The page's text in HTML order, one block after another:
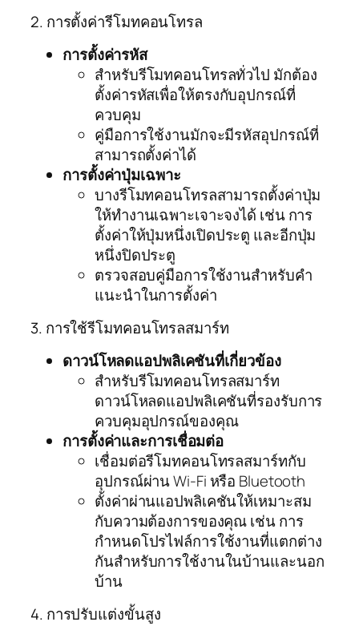
2. การตั้งค่ารีโมทคอนโทรล
การตั้งค่ารหัส
สำหรับรีโมทคอนโทรลทั่วไป มักต้อง
ตั้งค่ารหัสเพื่อให้ตรงกับอุปกรณ์ที่
ควบคุม
คู่มือการใช้งานมักจะมีรหัสอุปกรณ์ที่
สามารถตั้งค่าได้
การตั้งค่าปุ่มเฉพาะ
บางรีโมทคอนโทรลสามารถตั้งค่าปุ่ม
ให้ทำงานเฉพาะเจาะจงได้ เช่น การ
ตั้งค่าให้ปุ่มหนึ่งเปิดประตู และอีกปุ่ม
หนึ่งปิดประตู
ตรวจสอบคู่มือการใช้งานสำหรับคำ
แนะนำในการตั้งค่า
3. การใช้รีโมทคอนโทรลสมาร์ท
ดาวน์โหลดแอปพลิเคชันที่เกี่ยวข้อง
สำหรับรีโมทคอนโทรลสมาร์ท
ดาวน์โหลดแอปพลิเคชันที่รองรับการ
ควบคุมอุปกรณ์ของคุณ
การตั้งค่าและการเชื่อมต่อ
เชื่อมต่อรีโมทคอนโทรลสมาร์ทกับ
อุปกรณ์ผ่าน Wi-Fi หรือ Bluetooth
ตั้งค่าผ่านแอปพลิเคชันให้เหมาะสม
กับความต้องการของคุณ เช่น การ
กำหนดโปรไฟล์การใช้งานที่แตกต่าง
กันสำหรับการใช้งานในบ้านและนอก
บ้าน
4. การปรับแต่งขั้นสูง